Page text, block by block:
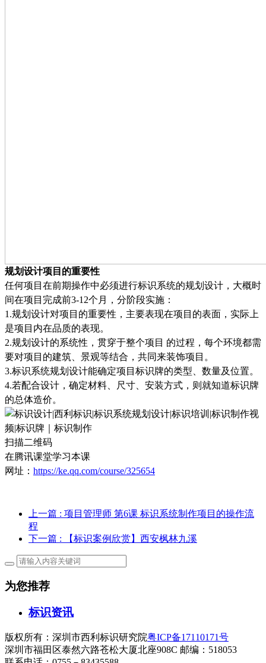
规划设计项目的重要性
任何项目在前期操作中必须进行标识系统的规划设计，大概时
间在项目完成前3-12个月，分阶段实施：
1.规划设计对项目的重要性，主要表现在项目的表面，实际上
是项目内在品质的表现。
2.规划设计的系统性，贯穿于整个项目 的过程，每个环境都需
要对项目的建筑、景观等结合，共同来装饰项目 。
3.标识系统规划设计能确定项目标识牌的类型、数量及位置。
4.若配合设计，确定材料、尺寸、安装方式，则就知道标识牌
的总体造价。
扫描二维码
在腾讯课堂学习本课
网址： https://ke.qq.com/course/325654
上一篇 : 项目管理师 第6课 标识系统制作项目的操作流
程
下一篇 : 【标识案例欣赏】西安枫林九溪
为您推荐
标识资讯
版权所有：深圳市西利标识研究院粤ICP备17110171号
深圳市福田区泰然六路苍松大厦北座908C 邮编：518053